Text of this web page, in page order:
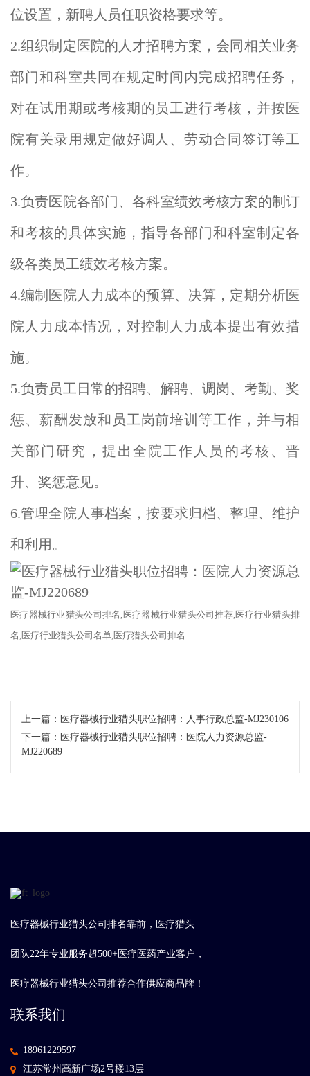
位设置，新聘人员任职资格要求等。
2.组织制定医院的人才招聘方案，会同相关业务
部门和科室共同在规定时间内完成招聘任务，
对在试用期或考核期的员工进行考核，并按医
院有关录用规定做好调人、劳动合同签订等工
作。
3.负责医院各部门、各科室绩效考核方案的制订
和考核的具体实施，指导各部门和科室制定各
级各类员工绩效考核方案。
4.编制医院人力成本的预算、决算，定期分析医
院人力成本情况，对控制人力成本提出有效措
施。
5.负责员工日常的招聘、解聘、调岗、考勤、奖
惩、薪酬发放和员工岗前培训等工作，并与相
关部门研究，提出全院工作人员的考核、晋
升、奖惩意见。
6.管理全院人事档案，按要求归档、整理、维护
和利用。
医疗器械行业猎头公司排名 ,医疗器械行业猎头公司推荐,医疗行业猎头排
名 ,医疗行业猎头公司 名单,医疗猎头公司排名
上一篇： 医疗器械行业猎头职位招聘：人事行政总监-MJ230106
下一篇： 医疗器械行业猎头职位招聘：医院人力资源总监-
MJ220689
医疗器械行业猎头公司排名靠前，医疗猎头
团队22年专业服务超500+医疗医药产业客户，
医疗器械行业猎头公司推荐合作供应商品牌！
联系我们
18961229597
江苏常州高新广场2号楼13层